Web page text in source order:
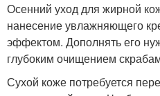
Осенний уход для жирной
нанесение увлажняющего
эффектом. Дополнять его
глубоким очищением
Сухой коже потребуется